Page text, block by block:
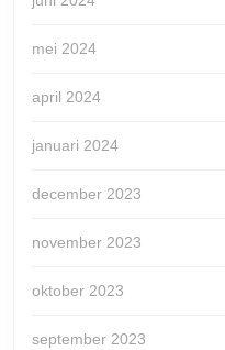
mei 2024
april 2024
januari 2024
december 2023
november 2023
oktober 2023
september 2023